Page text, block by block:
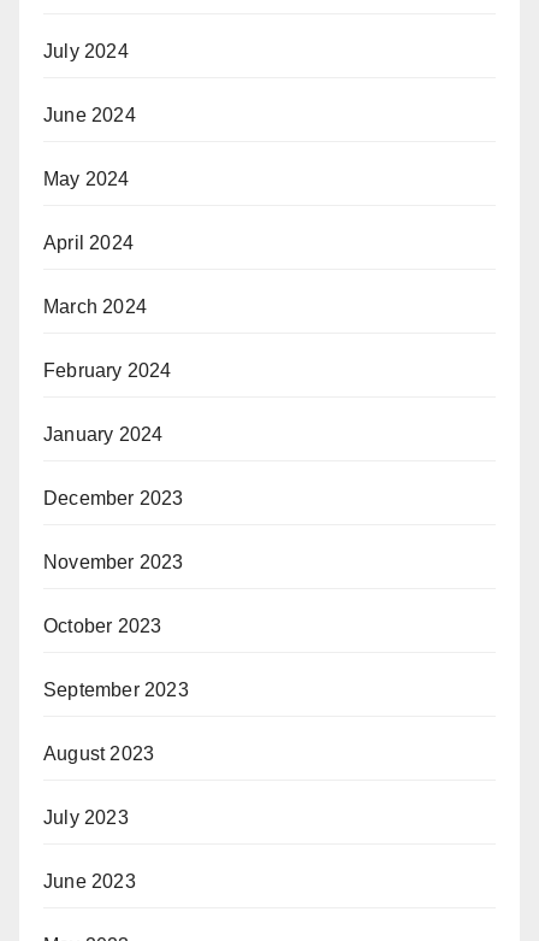
July 2024
June 2024
May 2024
April 2024
March 2024
February 2024
January 2024
December 2023
November 2023
October 2023
September 2023
August 2023
July 2023
June 2023